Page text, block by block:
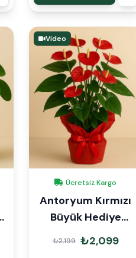
Video
Ücretsiz Kargo
Antoryum Kırmızı
Büyük Hediye
Paketli
₺2,199 ₺2,099